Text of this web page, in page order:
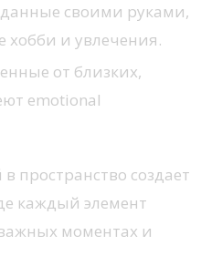
своими руками,
и увлечения.
от близких,
emotional
пространство создает
каждый элемент
моментах и